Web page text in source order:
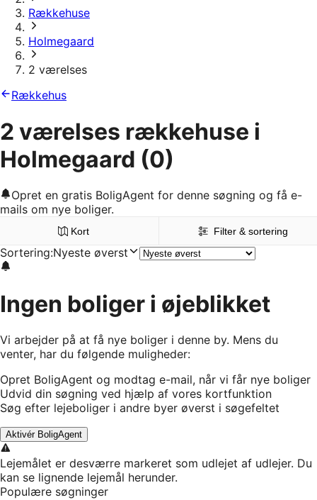
Rækkehuse
Holmegaard
2 værelses
Rækkehus
2 værelses rækkehuse i
Holmegaard (0)
Opret en gratis BoligAgent for denne søgning og få e-
mails om nye boliger.
Kort Filter & sortering
Sortering:Nyeste øverst
Ingen boliger i øjeblikket
Vi arbejder på at få nye boliger i denne by. Mens du
venter, har du følgende muligheder:
Opret BoligAgent og modtag e-mail, når vi får nye boliger
Udvid din søgning ved hjælp af vores kortfunktion
Søg efter lejeboliger i andre byer øverst i søgefeltet
Aktivér BoligAgent
Lejemålet er desværre markeret som udlejet af udlejer. Du
kan se lignende lejemål herunder.
Populære søgninger